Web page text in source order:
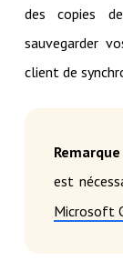
des copies
sauvegarder
client de
est
Microsoft